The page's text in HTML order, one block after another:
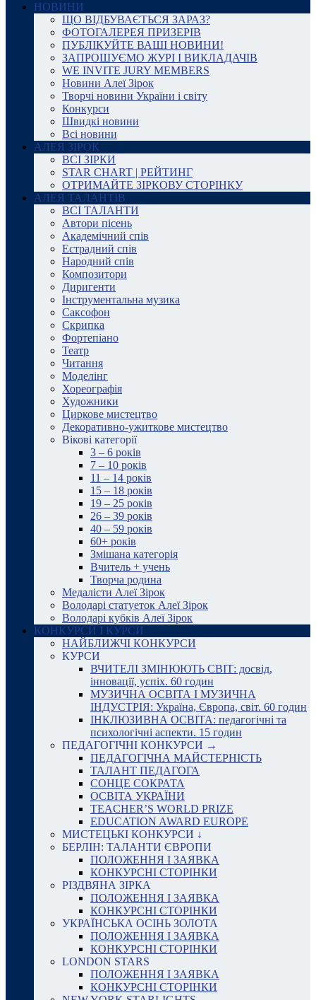
НОВИНИ
ЩО ВІДБУВАЄТЬСЯ ЗАРАЗ?
ФОТОГАЛЕРЕЯ ПРИЗЕРІВ
ПУБЛІКУЙТЕ ВАШІ НОВИНИ!
ЗАПРОШУЄМО ЖУРІ І ВИКЛАДАЧІВ
WE INVITE JURY MEMBERS
Новини Алеї Зірок
Творчі новини України і світу
Конкурси
Швидкі новини
Всі новини
АЛЕЯ ЗІРОК
ВСІ ЗІРКИ
STAR CHART | РЕЙТИНГ
ОТРИМАЙТЕ ЗІРКОВУ СТОРІНКУ
АЛЕЯ ТАЛАНТІВ
ВСІ ТАЛАНТИ
Автори пісень
Академічний спів
Естрадний спів
Народний спів
Композитори
Диригенти
Інструментальна музика
Саксофон
Скрипка
Фортепіано
Театр
Читання
Моделінг
Хореографія
Художники
Циркове мистецтво
Декоративно-ужиткове мистецтво
Вікові категорії
3 – 6 років
7 – 10 років
11 – 14 років
15 – 18 років
19 – 25 років
26 – 39 років
40 – 59 років
60+ років
Змішана категорія
Вчитель + учень
Творча родина
Медалісти Алеї Зірок
Володарі статуеток Алеї Зірок
Володарі кубків Алеї Зірок
КОНКУРСИ І КУРСИ
НАЙБЛИЖЧІ КОНКУРСИ
КУРСИ
ВЧИТЕЛІ ЗМІНЮЮТЬ СВІТ: досвід,
інновації, успіх. 60 годин
МУЗИЧНА ОСВІТА І МУЗИЧНА
ІНДУСТРІЯ: Україна, Європа, світ. 60 годин
ІНКЛЮЗИВНА ОСВІТА: педагогічні та
психологічні аспекти. 15 годин
ПЕДАГОГІЧНІ КОНКУРСИ →
ПЕДАГОГІЧНА МАЙСТЕРНІСТЬ
ТАЛАНТ ПЕДАГОГА
СОНЦЕ СОКРАТА
ОСВІТА УКРАЇНИ
TEACHER’S WORLD PRIZE
EDUCATION AWARD EUROPE
МИСТЕЦЬКІ КОНКУРСИ ↓
БЕРЛІН: ТАЛАНТИ ЄВРОПИ
ПОЛОЖЕННЯ І ЗАЯВКА
КОНКУРСНІ СТОРІНКИ
РІЗДВЯНА ЗІРКА
ПОЛОЖЕННЯ І ЗАЯВКА
КОНКУРСНІ СТОРІНКИ
УКРАЇНСЬКА ОСІНЬ ЗОЛОТА
ПОЛОЖЕННЯ І ЗАЯВКА
КОНКУРСНІ СТОРІНКИ
LONDON STARS
ПОЛОЖЕННЯ І ЗАЯВКА
КОНКУРСНІ СТОРІНКИ